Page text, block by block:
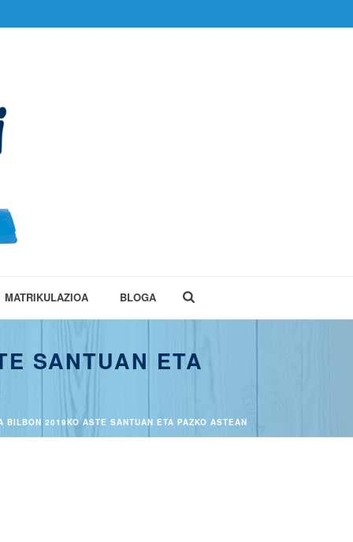
MATRIKULAZIOA BLOGA
SANTUAN ETA
BILBON 2019KO ASTE SANTUAN ETA PAZKO ASTEAN